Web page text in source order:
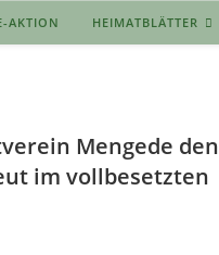
AKTION HEIMATBLÄTTER
Mengede den
im vollbesetzten